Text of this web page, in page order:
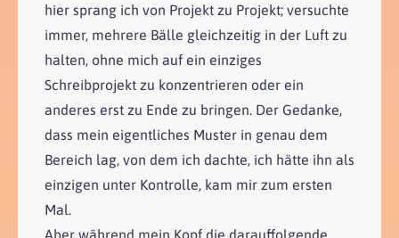
hier sprang ich von Projekt zu Projekt; versuchte
immer, mehrere Bälle gleichzeitig in der Luft zu
halten, ohne mich auf ein einziges
Schreibprojekt zu konzentrieren oder ein
anderes erst zu Ende zu bringen. Der Gedanke,
dass mein eigentliches Muster in genau dem
Bereich lag, von dem ich dachte, ich hätte ihn als
einzigen unter Kontrolle, kam mir zum ersten
Mal.
Aber während mein Kopf die darauffolgende